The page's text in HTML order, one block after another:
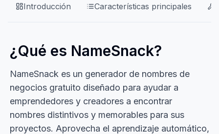
Introducción Características principales
¿Qué es NameSnack?
NameSnack es un generador de nombres de
negocios gratuito diseñado para ayudar a
emprendedores y creadores a encontrar
nombres distintivos y memorables para sus
proyectos. Aprovecha el aprendizaje automático,